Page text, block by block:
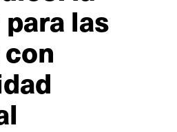
las